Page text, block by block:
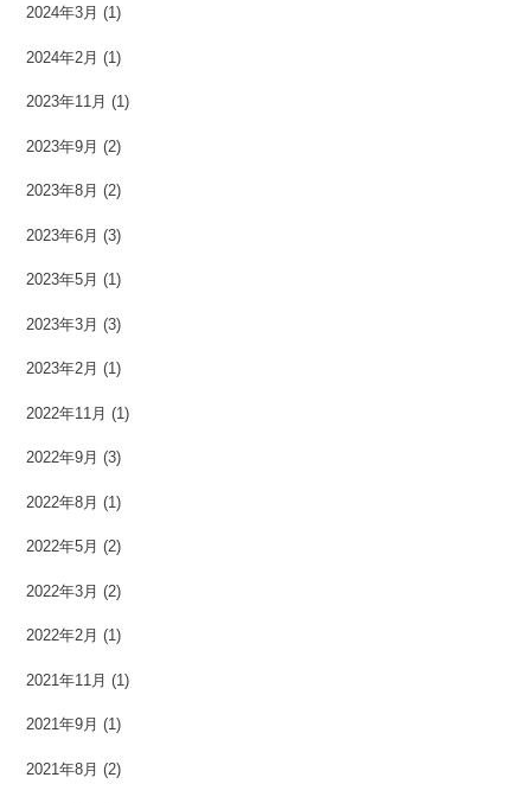
2024年3月 (1)
2024年2月 (1)
2023年11月 (1)
2023年9月 (2)
2023年8月 (2)
2023年6月 (3)
2023年5月 (1)
2023年3月 (3)
2023年2月 (1)
2022年11月 (1)
2022年9月 (3)
2022年8月 (1)
2022年5月 (2)
2022年3月 (2)
2022年2月 (1)
2021年11月 (1)
2021年9月 (1)
2021年8月 (2)